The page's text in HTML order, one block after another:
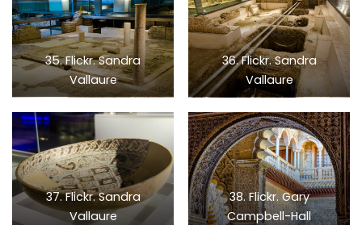
35. Flickr. Sandra
Vallaure
36. Flickr. Sandra
Vallaure
37. Flickr. Sandra
Vallaure
38. Flickr. Gary
Campbell-Hall